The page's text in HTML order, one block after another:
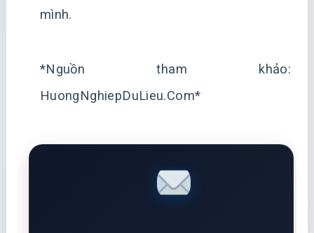
mình.
*Nguồn tham khảo:
HuongNghiepDuLieu.Com*